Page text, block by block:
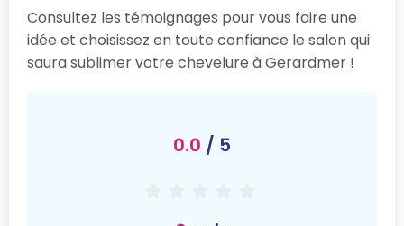
Consultez les témoignages pour vous faire une
idée et choisissez en toute confiance le salon qui
saura sublimer votre chevelure à Gerardmer !
0.0 / 5